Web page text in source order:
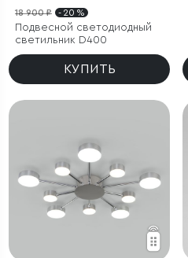
18 900 ₽ - 20 %
Подвесной светодиодный
светильник D400
КУПИТЬ